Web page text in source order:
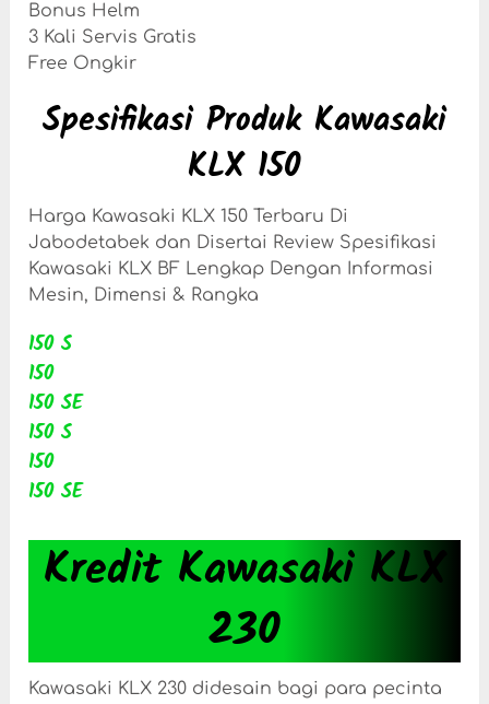
Bonus Helm
3 Kali Servis Gratis
Free Ongkir
Spesifikasi Produk Kawasaki
KLX 150
Harga Kawasaki KLX 150 Terbaru Di
Jabodetabek dan Disertai Review Spesifikasi
Kawasaki KLX BF Lengkap Dengan Informasi
Mesin, Dimensi & Rangka
150 S
150
150 SE
150 S
150
150 SE
Kredit Kawasaki KLX
230
Kawasaki KLX 230 didesain bagi para pecinta